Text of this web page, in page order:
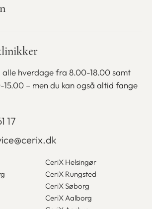
sygeplejerske
hverdage fra 8.00-18.00 samt
15.00 – men du kan også altid fange
17
CeriX Helsingør
CeriX Rungsted
CeriX Søborg
CeriX Aalborg